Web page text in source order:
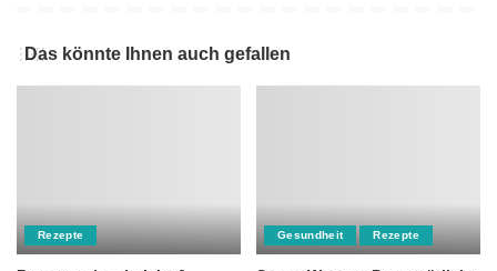
Das könnte Ihnen auch gefallen
Rezepte Gesundheit Rezepte